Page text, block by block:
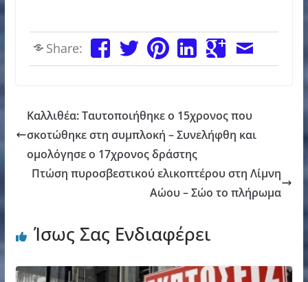
Share:
Καλλιθέα: Ταυτοποιήθηκε ο 15χρονος που
σκοτώθηκε στη συμπλοκή – Συνελήφθη και
ομολόγησε ο 17χρονος δράστης
Πτώση πυροσβεστικού ελικοπτέρου στη Λίμνη
Αώου – Σώο το πλήρωμα
Ίσως Σας Ενδιαφέρει